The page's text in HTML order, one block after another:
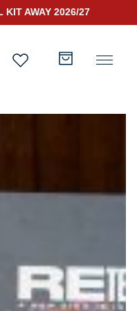
KIT AWAY 2026/27